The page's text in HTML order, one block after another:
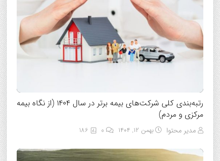
رتبه‌بندی کلی شرکت‌های بیمه برتر در سال ۱۴۰۴ (از نگاه بیمه
مرکزی و مردم)
مدیر محتوا بهمن ۱۲, ۱۴۰۴ 186